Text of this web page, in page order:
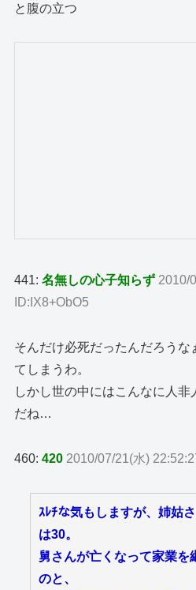
と腹の立つ
441:名無しの心子知らず 2010/
ID:IX8+ObO5
そんだけ必死だったんだろうな
てしまうわ。
しかし世の中にはこんなに人
だね…
460:420 2010/07/21(水)
ｽﾚﾁな気もしますが、姉姑
は30。
舅さんが亡くなって家業を
のと、